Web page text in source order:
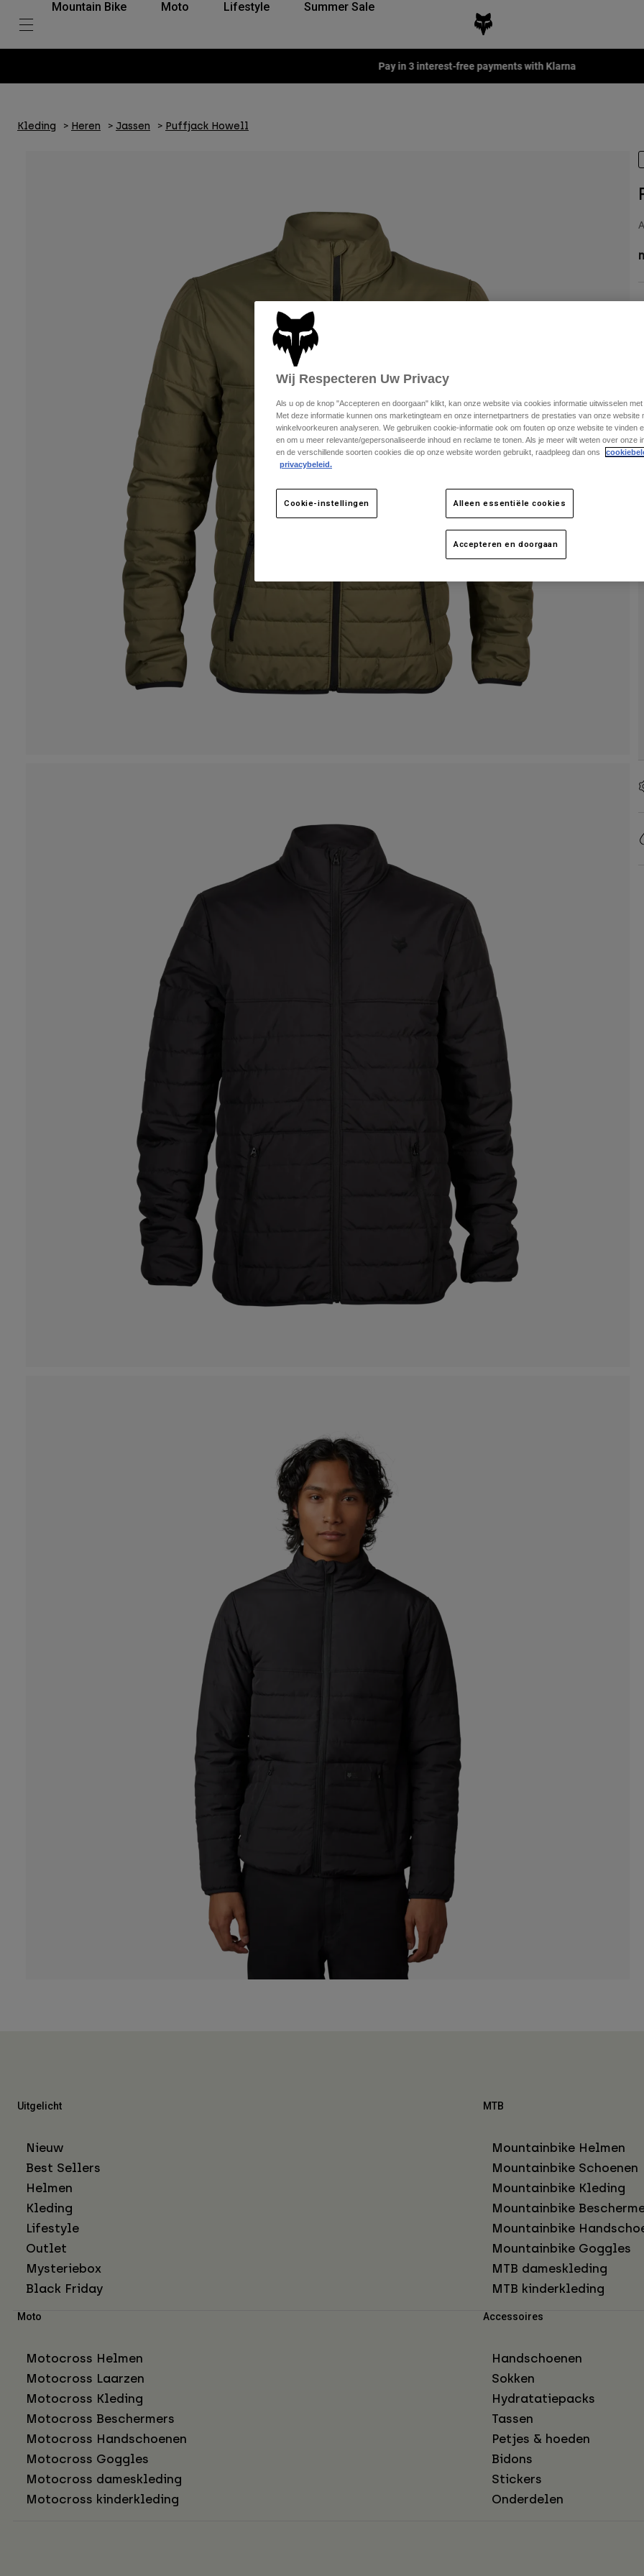
Mountain Bike Moto Lifestyle Summer Sale
Fox LAB Capsule Collection -Shop now
Kleding Heren Jassen Puffjack Howell
Uitgelicht
Nieuw
Best Sellers
Helmen
Kleding
Lifestyle
Outlet
Mysteriebox
Black Friday
MTB
Mountainbike Helmen
Mountainbike Schoenen
Mountainbike Kleding
Mountainbike
Mountainbike
Mountainbike Goggles
MTB dameskleding
MTB kinderkleding
Moto
Motocross Helmen
Motocross Laarzen
Motocross Kleding
Motocross Beschermers
Motocross Handschoenen
Motocross Goggles
Motocross dameskleding
Motocross kinderkleding
Accessoires
Handschoenen
Sokken
Hydratatiepacks
Tassen
Petjes & hoeden
Bidons
Stickers
Onderdelen
Wij Respecteren Uw Privacy
Als u op de knop "Accepteren en doorgaan" klikt, kan onze website via cookies informatie uitwisselen met
Met deze informatie kunnen ons marketingteam en onze internetpartners de prestaties van onze website
winkelvoorkeuren analyseren. We gebruiken cookie-informatie ook om fouten op onze website te vinden
en om u meer relevante/gepersonaliseerde inhoud en reclame te tonen. Als je meer wilt weten over onze
en de verschillende soorten cookies die op onze website worden gebruikt, raadpleeg dan ons
privacybeleid.
Cookie-instellingen Alleen essentiële cookies
Accepteren en doorgaan